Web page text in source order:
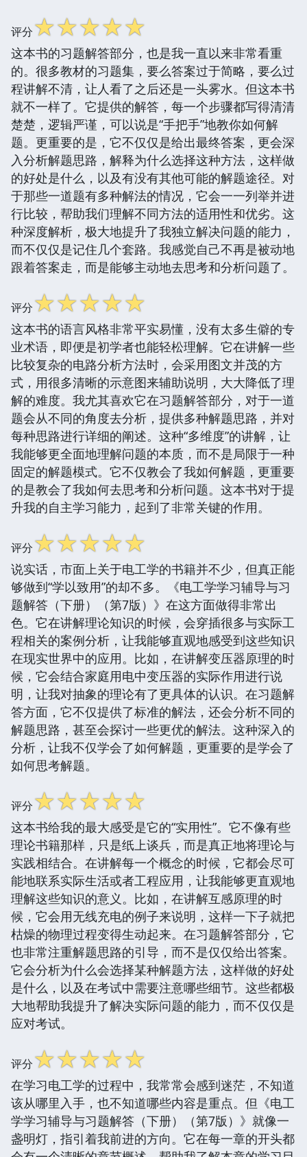
评分☆☆☆☆☆
这本书的习题解答部分，也是我一直以来非常看重
的。很多教材的习题集，要么答案过于简略，要么过
程讲解不清，让人看了之后还是一头雾水。但这本书
就不一样了。它提供的解答，每一个步骤都写得清清
楚楚，逻辑严谨，可以说是“手把手”地教你如何解
题。更重要的是，它不仅仅是给出最终答案，更会深
入分析解题思路，解释为什么选择这种方法，这样做
的好处是什么，以及有没有其他可能的解题途径。对
于那些一道题有多种解法的情况，它会一一列举并进
行比较，帮助我们理解不同方法的适用性和优劣。这
种深度解析，极大地提升了我独立解决问题的能力，
而不仅仅是记住几个套路。我感觉自己不再是被动地
跟着答案走，而是能够主动地去思考和分析问题了。
评分☆☆☆☆☆
这本书的语言风格非常平实易懂，没有太多生僻的专
业术语，即便是初学者也能轻松理解。它在讲解一些
比较复杂的电路分析方法时，会采用图文并茂的方
式，用很多清晰的示意图来辅助说明，大大降低了理
解的难度。我尤其喜欢它在习题解答部分，对于一道
题会从不同的角度去分析，提供多种解题思路，并对
每种思路进行详细的阐述。这种“多维度”的讲解，让
我能够更全面地理解问题的本质，而不是局限于一种
固定的解题模式。它不仅教会了我如何解题，更重要
的是教会了我如何去思考和分析问题。这本书对于提
升我的自主学习能力，起到了非常关键的作用。
评分☆☆☆☆☆
说实话，市面上关于电工学的书籍并不少，但真正能
够做到“学以致用”的却不多。《电工学学习辅导与习
题解答（下册）（第7版）》在这方面做得非常出
色。它在讲解理论知识的时候，会穿插很多与实际工
程相关的案例分析，让我能够直观地感受到这些知识
在现实世界中的应用。比如，在讲解变压器原理的时
候，它会结合家庭用电中变压器的实际作用进行说
明，让我对抽象的理论有了更具体的认识。在习题解
答方面，它不仅提供了标准的解法，还会分析不同的
解题思路，甚至会探讨一些更优的解法。这种深入的
分析，让我不仅学会了如何解题，更重要的是学会了
如何思考解题。
评分☆☆☆☆☆
这本书给我的最大感受是它的“实用性”。它不像有些
理论书籍那样，只是纸上谈兵，而是真正地将理论与
实践相结合。在讲解每一个概念的时候，它都会尽可
能地联系实际生活或者工程应用，让我能够更直观地
理解这些知识的意义。比如，在讲解互感原理的时
候，它会用无线充电的例子来说明，这样一下子就把
枯燥的物理过程变得生动起来。在习题解答部分，它
也非常注重解题思路的引导，而不是仅仅给出答案。
它会分析为什么会选择某种解题方法，这样做的好处
是什么，以及在考试中需要注意哪些细节。这些都极
大地帮助我提升了解决实际问题的能力，而不仅仅是
应对考试。
评分☆☆☆☆☆
在学习电工学的过程中，我常常会感到迷茫，不知道
该从哪里入手，也不知道哪些内容是重点。但《电工
学学习辅导与习题解答（下册）（第7版）》就像一
盏明灯，指引着我前进的方向。它在每一章的开头都